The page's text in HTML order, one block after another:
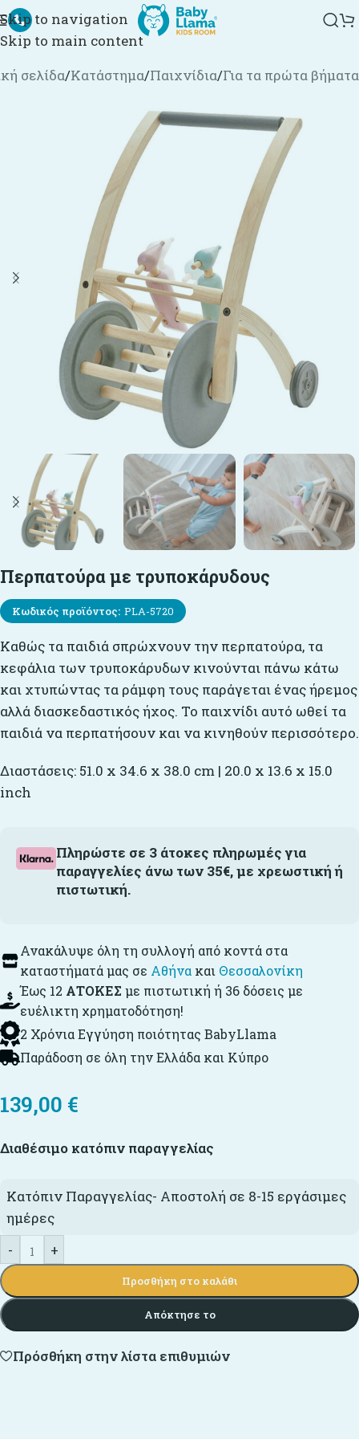
Skip to navigation
Skip to main content
σελίδα/Κατάστημα/Παιχνίδια/Για τα πρώτα βήματα
Περπατούρα με τρυποκάρυδους
Κωδικός προϊόντος: PLA-5720
Καθώς τα παιδιά σπρώχνουν την περπατούρα, τα
κεφάλια των τρυποκάρυδων κινούνται πάνω κάτω
και χτυπώντας τα ράμφη τους παράγεται ένας ήρεμος
αλλά διασκεδαστικός ήχος. Το παιχνίδι αυτό ωθεί τα
παιδιά να περπατήσουν και να κινηθούν περισσότερο.
Διαστάσεις: 51.0 x 34.6 x 38.0 cm | 20.0 x 13.6 x 15.0
inch
Πληρώστε σε 3 άτοκες πληρωμές για
παραγγελίες άνω των 35€, με χρεωστική ή
πιστωτική.
Ανακάλυψε όλη τη συλλογή από κοντά στα
καταστήματά μας σε Αθήνα και Θεσσαλονίκη
Έως 12 ΑΤΟΚΕΣ με πιστωτική ή 36 δόσεις με
ευέλικτη χρηματοδότηση!
2 Χρόνια Εγγύηση ποιότητας BabyLlama
Παράδοση σε όλη την Ελλάδα και Κύπρο
139,00 €
Διαθέσιμο κατόπιν παραγγελίας
Κατόπιν Παραγγελίας- Αποστολή σε 8-15 εργάσιμες
ημέρες
-
+
Προσθήκη στο καλάθι
Απόκτησε το
Πρόσθήκη στην λίστα επιθυμιών